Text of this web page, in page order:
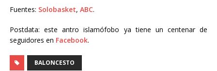
Fuentes: Solobasket, ABC.
Postdata: este antro islamófobo ya tiene un centenar de
seguidores en Facebook.
BALONCESTO